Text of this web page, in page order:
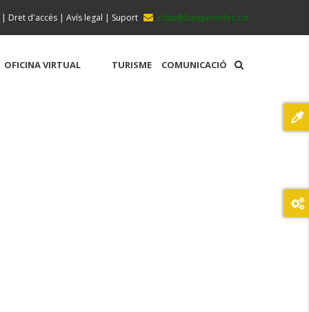
ccbp@baixpenedes.cat
| Dret d'accés | Avís legal | Suport
OFICINA VIRTUAL TURISME COMUNICACIÓ